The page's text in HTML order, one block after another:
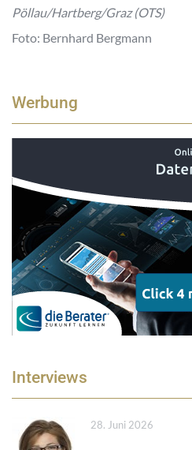
Pöllau/Hartberg/Graz (OTS)
Foto: Bernhard Bergmann
Werbung
Interviews
28. Juni 2026